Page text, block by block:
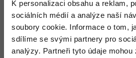
K personalizaci obsahu a reklam,
sociálních médií a analýze naší
soubory cookie. Informace o tom,
sdílíme se svými partnery pro
analýzy. Partneři tyto údaje mohou
Více
Fórum
Sítě
Kybernetická bezpečnost